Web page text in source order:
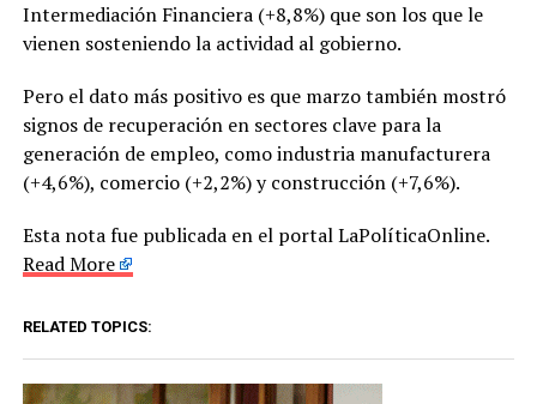
Intermediación Financiera (+8,8%) que son los que le
vienen sosteniendo la actividad al gobierno.
Pero el dato más positivo es que marzo también mostró
signos de recuperación en sectores clave para la
generación de empleo, como industria manufacturera
(+4,6%), comercio (+2,2%) y construcción (+7,6%).
Esta nota fue publicada en el portal LaPolíticaOnline.
Read More
RELATED TOPICS: